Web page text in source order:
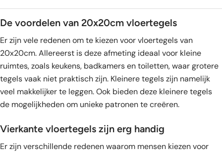
De voordelen van 20x20cm vloertegels
Er zijn vele redenen om te kiezen voor vloertegels van
20x20cm. Allereerst is deze afmeting ideaal voor kleine
ruimtes, zoals keukens, badkamers en toiletten, waar grotere
tegels vaak niet praktisch zijn. Kleinere tegels zijn namelijk
veel makkelijker te leggen. Ook bieden deze kleinere tegels
de mogelijkheden om unieke patronen te creëren.
Vierkante vloertegels zijn erg handig
Er zijn verschillende redenen waarom mensen kiezen voor